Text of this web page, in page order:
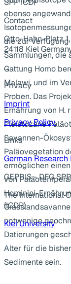
ebenso
die zur
Sammlungen, die
Gattung Homo
Malawi, und im
Proben. Das
Ernährung von H.
Pleistozäne
Savannen-
Paläovegetation
ermöglichen
von
Hominini-
notwenige
Datierungen
Alter für die
Sedimente sein.
SPP ICDP
Contact
Otto-Hahn-Platz 1,
24118 Kiel
...
Privacy
Imprint
Privacy Policy
Links
German Research
GEPRIS - DFG
The International
(ICDP)
Kiel University